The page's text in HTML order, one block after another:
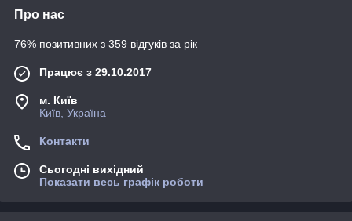
Про нас
76% позитивних з 359 відгуків за рік
Працює з 29.10.2017
м. Київ
Київ, Україна
Контакти
Сьогодні вихідний
Показати весь графік роботи